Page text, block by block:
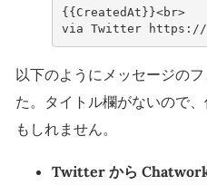
{{CreatedAt}}<br>
via Twitter https://
以下のようにメッセージの
た。タイトル欄がないので
もしれません。
Twitter から